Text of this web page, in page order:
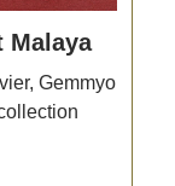
Malaya
Gemmyo